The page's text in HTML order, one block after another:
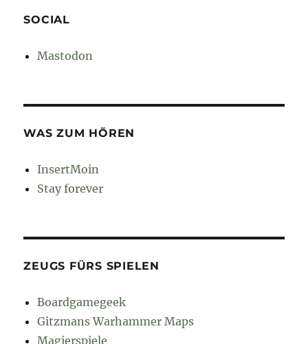
SOCIAL
Mastodon
WAS ZUM HÖREN
InsertMoin
Stay forever
ZEUGS FÜRS SPIELEN
Boardgamegeek
Gitzmans Warhammer Maps
Magierspiele